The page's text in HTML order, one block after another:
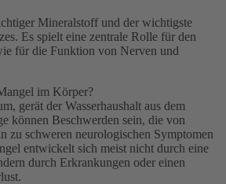
Mineralstoff und der wichtigste
Es spielt eine zentrale Rolle für den
für die Funktion von Nerven und
im Körper?
gerät der Wasserhaushalt aus dem
können Beschwerden sein, die von
zu schweren neurologischen Symptomen
entwickelt sich meist nicht durch eine
durch Erkrankungen oder einen